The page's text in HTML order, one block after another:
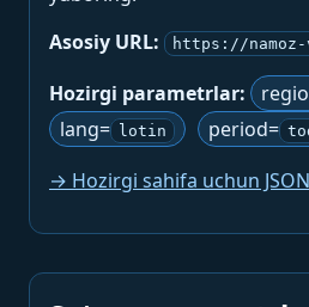
Asosiy URL:
https://
Hozirgi parametrlar:
lang= lotin period=
→ Hozirgi sahifa uchun